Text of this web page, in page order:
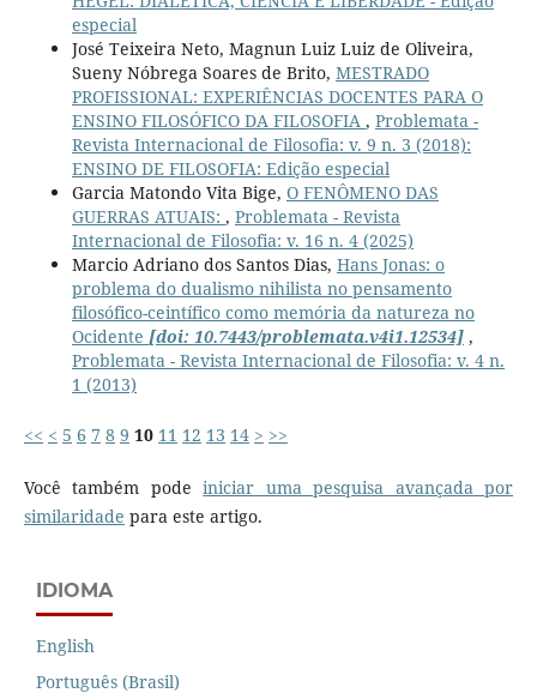
especial
José Teixeira Neto, Magnun Luiz Luiz de Oliveira,
Sueny Nóbrega Soares de Brito, MESTRADO
PROFISSIONAL: EXPERIÊNCIAS DOCENTES PARA O
ENSINO FILOSÓFICO DA FILOSOFIA , Problemata -
Revista Internacional de Filosofia: v. 9 n. 3 (2018):
ENSINO DE FILOSOFIA: Edição especial
Garcia Matondo Vita Bige, O FENÔMENO DAS
GUERRAS ATUAIS: , Problemata - Revista
Internacional de Filosofia: v. 16 n. 4 (2025)
Marcio Adriano dos Santos Dias, Hans Jonas: o
problema do dualismo nihilista no pensamento
filosófico-ceintífico como memória da natureza no
Ocidente [doi: 10.7443/problemata.v4i1.12534],
Problemata - Revista Internacional de Filosofia: v. 4 n.
1 (2013)
<< < 5 6 7 8 9 10 11 12 13 14 > >>
Você também podeiniciar uma pesquisa avançada por
similaridade para este artigo.
IDIOMA
English
Português (Brasil)